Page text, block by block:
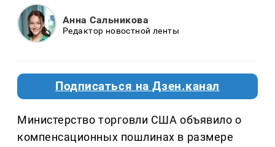
Анна Сальникова
Редактор новостной ленты
Подписаться на Дзен.канал
Министерство торговли США объявило о
компенсационных пошлинах в размере